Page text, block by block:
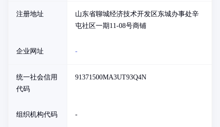
注册地址
山东省聊城经济技术开发区东城办事处辛
屯社区一期11-08号商铺
企业网址 -
统一社会信用
代码
91371500MA3UT93Q4N
组织机构代码 -